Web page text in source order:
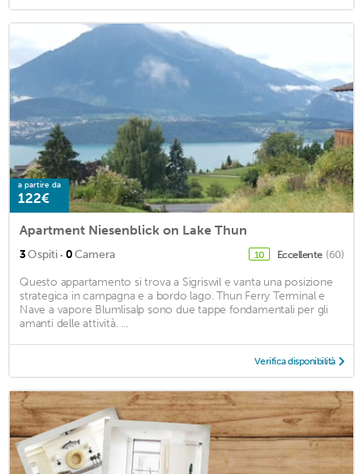
a partire da
122€
Apartment Niesenblick on Lake Thun
3Ospiti · 0Camera 10 Eccellente (60)
Questo appartamento si trova a Sigriswil e vanta una posizione
strategica in campagna e a bordo lago. Thun Ferry Terminal e
Nave a vapore Blumlisalp sono due tappe fondamentali per gli
amanti delle attività. ...
Verifica disponibilità